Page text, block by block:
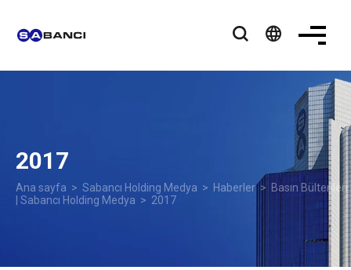
language
2017
Ana sayfa > Sabancı Holding Medya > Haberler> Basın Bültenleri
| Sabancı Holding Medya > 2017